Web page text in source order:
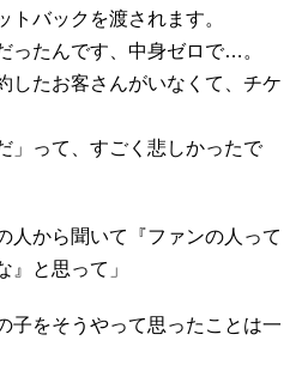
トバックを渡されます。
ったんです、中身ゼロで…。
したお客さんがいなくて、チケ
」って、すごく悲しかったで
人から聞いて『ファンの人って
』と思って」
子をそうやって思ったことは一